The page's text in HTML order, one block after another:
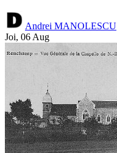
Andrei MANOLESCU
Joi, 06 Aug